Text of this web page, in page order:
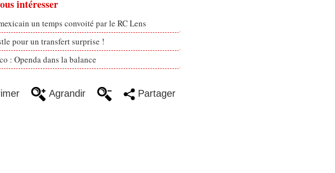
intéresser
un temps convoité par le RC Lens
pour un transfert surprise !
: Openda dans la balance
Agrandir Partager